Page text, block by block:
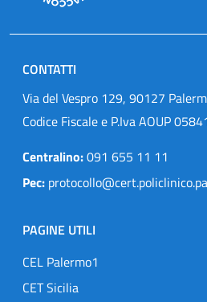
CONTATTI
Via del Vespro 129, 90127
Codice Fiscale e P.Iva AOUP
Centralino:091 655 11 11
Pec:
PAGINE UTILI
CEL Palermo1
CET Sicilia